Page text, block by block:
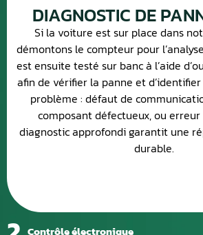
Contrôle électronique
DIAGNOSTIC DE
Si la voiture est sur place dans
démontons le compteur pour
est ensuite testé sur banc à l’aide
afin de vérifier la panne et d’identifier
problème : défaut de
composant défectueux, ou
diagnostic approfondi garantit une
durable.